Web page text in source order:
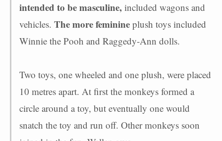
intended to be masculine, included wagons and
vehicles. The more feminine plush toys included
Winnie the Pooh and Raggedy-Ann dolls.
Two toys, one wheeled and one plush, were placed
10 metres apart. At first the monkeys formed a
circle around a toy, but eventually one would
snatch the toy and run off. Other monkeys soon